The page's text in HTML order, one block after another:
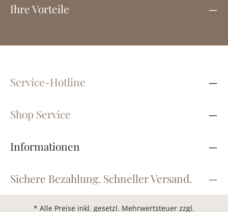
Ihre Vorteile
Service-Hotline
Shop Service
Informationen
Sichere Bezahlung. Schneller Versand.
* Alle Preise inkl. gesetzl. Mehrwertsteuer zzgl.